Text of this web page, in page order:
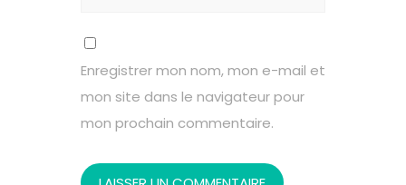
Enregistrer mon nom, mon e-mail et
mon site dans le navigateur pour
mon prochain commentaire.